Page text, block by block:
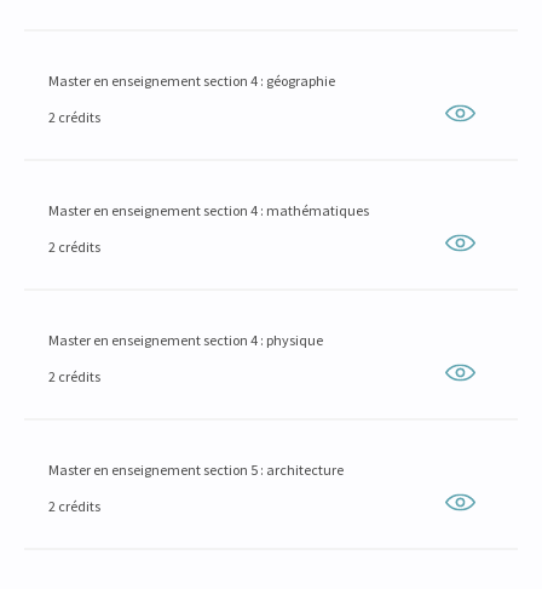
Master en enseignement section 4 : géographie
2 crédits
Master en enseignement section 4 : mathématiques
2 crédits
Master en enseignement section 4 : physique
2 crédits
Master en enseignement section 5 : architecture
2 crédits